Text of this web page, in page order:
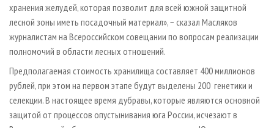
БИОЭНЕРГЕТИКА
ЦБП
ИНСТРУМЕНТ И МАТЕРИАЛЫ
RUSSIAN FORESTRY REVIEW
ГАЗЕТА ЛЕСПРОМФОРУМ
БИБЛИОТЕКА СПЕЦИАЛИСТА
хранения желудей, которая позволит для всей южной защитной
лесной зоны иметь посадочный материал», − сказал Масляков
журналистам на Всероссийском совещании по вопросам реализации
полномочий в области лесных отношений.
Предполагаемая стоимость хранилища составляет 400 миллионов
рублей, при этом на первом этапе будут выделены 200 генетики и
селекции. В настоящее время дубравы, которые являются основной
защитой от процессов опустынивания юга России, исчезают в